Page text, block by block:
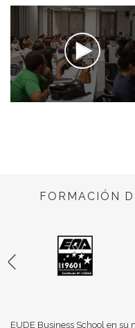
FORMACIÓN
EUDE Business School en